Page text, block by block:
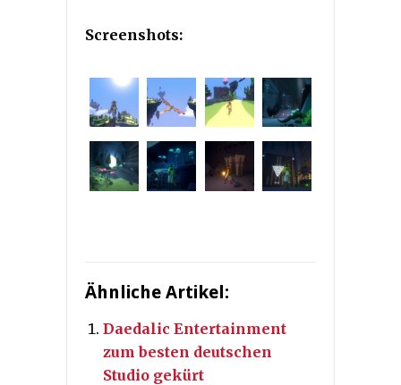
Screenshots:
Ähnliche Artikel:
Daedalic Entertainment
zum besten deutschen
Studio gekürt